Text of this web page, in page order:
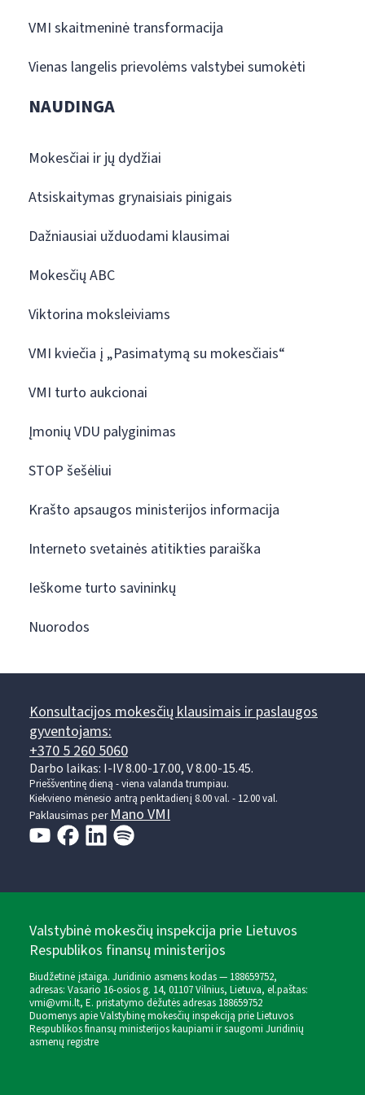
VMI skaitmeninė transformacija
Vienas langelis prievolėms valstybei sumokėti
NAUDINGA
Mokesčiai ir jų dydžiai
Atsiskaitymas grynaisiais pinigais
Dažniausiai užduodami klausimai
Mokesčių ABC
Viktorina moksleiviams
VMI kviečia į „Pasimatymą su mokesčiais“
VMI turto aukcionai
Įmonių VDU palyginimas
STOP šešėliui
Krašto apsaugos ministerijos informacija
Interneto svetainės atitikties paraiška
Ieškome turto savininkų
Nuorodos
Konsultacijos mokesčių klausimais ir paslaugos
gyventojams:
+370 5 260 5060
Darbo laikas: I-IV 8.00-17.00, V 8.00-15.45.
Prieššventinę dieną - viena valanda trumpiau.
Kiekvieno mėnesio antrą penktadienį 8.00 val. - 12.00 val.
Paklausimas per Mano VMI
Valstybinė mokesčių inspekcija prie Lietuvos
Respublikos finansų ministerijos
Biudžetinė įstaiga. Juridinio asmens kodas — 188659752,
adresas: Vasario 16-osios g. 14, 01107 Vilnius, Lietuva, el.paštas:
vmi@vmi.lt, E. pristatymo dėžutės adresas 188659752
Duomenys apie Valstybinę mokesčių inspekciją prie Lietuvos
Respublikos finansų ministerijos kaupiami ir saugomi Juridinių
asmenų registre